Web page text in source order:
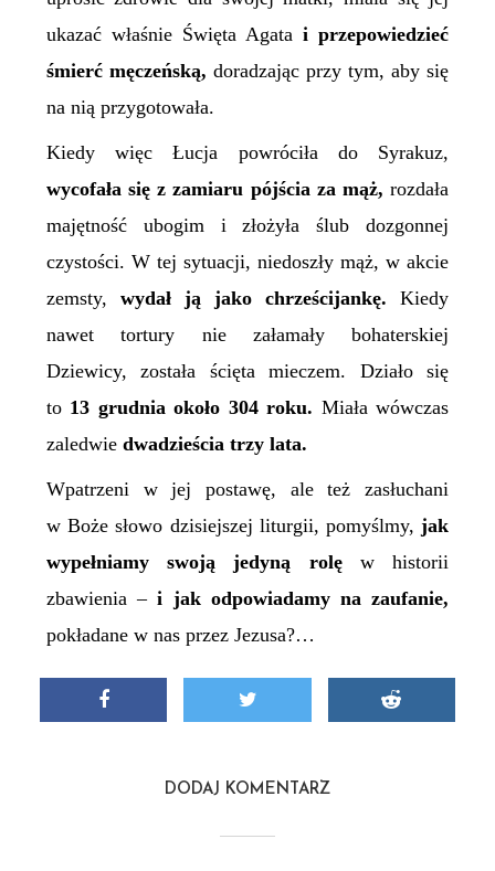
ukazać właśnie Święta Agatai przepowiedzieć
śmierć męczeńską, doradzając przy tym, aby się
na nią przygotowała.
Kiedy więc Łucja powróciła do Syrakuz,
wycofała się z zamiaru pójścia za mąż,rozdała
majętność ubogim i złożyła ślub dozgonnej
czystości. W tej sytuacji, niedoszły mąż, w akcie
zemsty, wydał ją jako chrześcijankę. Kiedy
nawet tortury nie załamały bohaterskiej
Dziewicy, została ścięta mieczem. Działo się
to 13 grudnia około 304 roku. Miała wówczas
zaledwiedwadzieścia trzy lata.
Wpatrzeni w jej postawę, ale też zasłuchani
w Boże słowo dzisiejszej liturgii, pomyślmy,jak
wypełniamy swoją jedyną rolęw historii
zbawienia –i jak odpowiadamy na zaufanie,
pokładane w nas przez Jezusa?…
DODAJ KOMENTARZ